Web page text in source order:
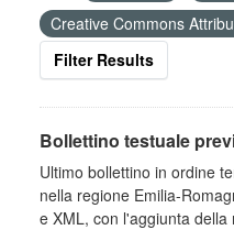
Creative Commons
Filter Results
Bollettino testuale
Ultimo bollettino in ordine
nella regione Emilia-
e XML, con l'aggiunta